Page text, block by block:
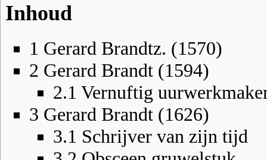
Inhoud
1 Gerard Brandtz. (1570)
2 Gerard Brandt (1594)
2.1 Vernuftig
3 Gerard Brandt (1626)
3.1 Schrijver van zijn tijd